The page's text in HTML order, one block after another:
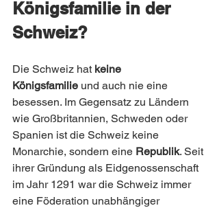
Königsfamilie in der
Schweiz?
Die Schweiz hat keine
Königsfamilie und auch nie eine
besessen. Im Gegensatz zu Ländern
wie Großbritannien, Schweden oder
Spanien ist die Schweiz keine
Monarchie, sondern eine Republik. Seit
ihrer Gründung als Eidgenossenschaft
im Jahr 1291 war die Schweiz immer
eine Föderation unabhängiger